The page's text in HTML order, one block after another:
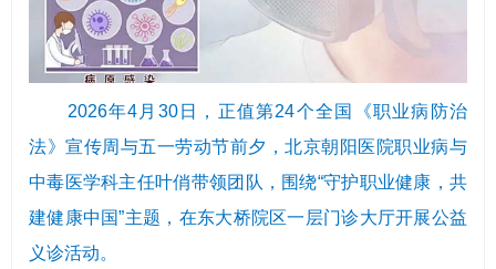
2026年4月30日，正值第24个全国《职业病防治
法》宣传周与五一劳动节前夕，北京朝阳医院职业病与
中毒医学科主任叶俏带领团队，围绕“守护职业健康，共
建健康中国”主题，在东大桥院区一层门诊大厅开展公益
义诊活动。